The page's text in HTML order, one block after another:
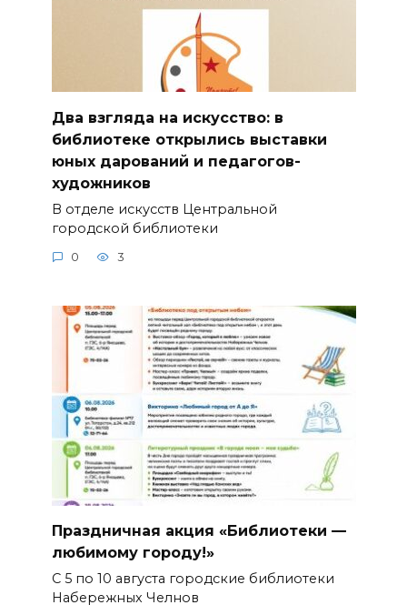
Два взгляда на искусство: в
библиотеке открылись выставки
юных дарований и педагогов-
художников
В отделе искусств Центральной
городской библиотеки
0 3
Праздничная акция «Библиотеки —
любимому городу!»
С 5 по 10 августа городские библиотеки
Набережных Челнов